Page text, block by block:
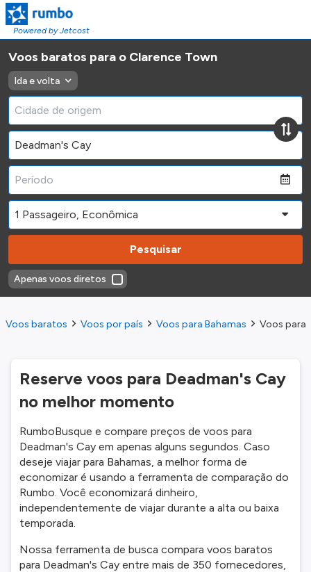
Powered by Jetcost
Voos baratos para o Clarence Town
Ida e volta
Pesquisar
Apenas voos diretos
Voos baratos Voos por país Voos para Bahamas Voos para
Reserve voos para Deadman's Cay
no melhor momento
RumboBusque e compare preços de voos para
Deadman's Cay em apenas alguns segundos. Caso
deseje viajar para Bahamas, a melhor forma de
economizar é usando a ferramenta de comparação do
Rumbo. Você economizará dinheiro,
independentemente de viajar durante a alta ou baixa
temporada.
Nossa ferramenta de busca compara voos baratos
para Deadman's Cay entre mais de 350 fornecedores,